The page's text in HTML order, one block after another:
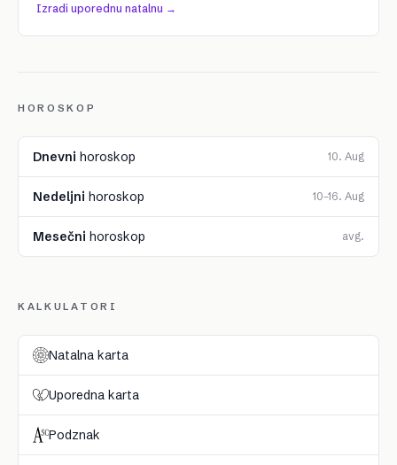
Izradi uporednu natalnu →
HOROSKOP
Dnevni horoskop 10. Aug
Nedeljni horoskop 10–16. Aug
Mesečni horoskop avg.
KALKULATORI
Natalna karta
Uporedna karta
Podznak